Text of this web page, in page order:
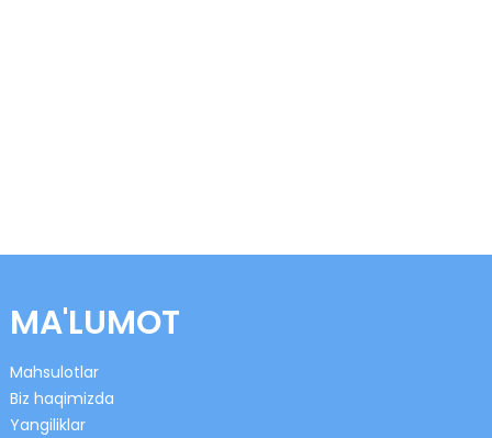
MA'LUMOT
Mahsulotlar
Biz haqimizda
Yangiliklar